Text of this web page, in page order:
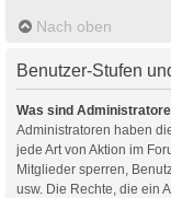
Nach oben
Benutzer-Stufen
Was sind
Administratoren haben
jede Art von Aktion im
Mitglieder sperren,
usw. Die Rechte, die ein